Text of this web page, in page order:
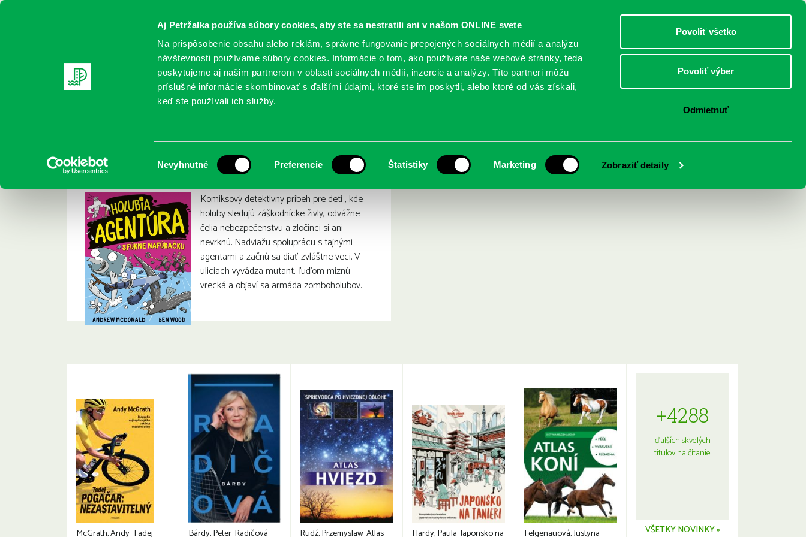
Aj Petržalka používa súbory cookies, aby ste sa nestratili ani v našom ONLINE svete
Na prispôsobenie obsahu alebo reklám, správne fungovanie prepojených sociálnych médií a analýzu
návštevnosti používame súbory cookies. Informácie o tom, ako používate naše webové stránky, teda
poskytujeme aj našim partnerom v oblasti sociálnych médií, inzercie a analýzy. Títo partneri môžu
príslušné informácie skombinovať s ďalšími údajmi, ktoré ste im poskytli, alebo ktoré od vás získali,
keď ste používali ich služby.
súhlasu
Nevyhnutné Preferencie Štatistiky Marketing Zobraziť detaily
Povoliť všetko
Povoliť výber
Odmietnuť
DOSPELÍ
REGISTRUJTE SA ONLINE KATALÓGY SLUŽBY PODUJATIA POBOČKY O KNIŽNICI
McDonald, Andrew: Holubia agentúra sfúkne nafúkačku 9
Komiksový detektívny príbeh pre deti , kde
holuby sledujú záškodnícke živly, odvážne
čelia nebezpečenstvu a zločinci si ani
nevrknú. Nadviažu spoluprácu s tajnými
agentami a začnú sa diať zvláštne veci. V
uliciach vyvádza mutant, ľuďom miznú
vrecká a objaví sa armáda zomboholubov.
McGrath, Andy: Tadej Bárdy, Peter: Radičová Rudź, Przemyslaw: Atlas Hardy, Paula: Japonsko na Felgenauová, Justyna:
+4288
ďalších skvelých
titulov na čítanie
VŠETKY NOVINKY »